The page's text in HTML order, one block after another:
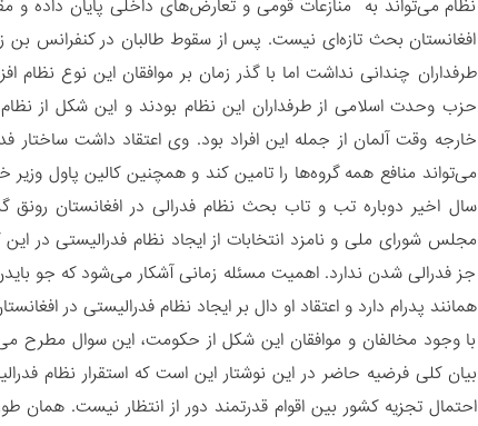
نظام می‌تواند به منازعات قومی و تعارض‌های داخلی پایان داده
افغانستان بحث تازه‌ای نیست. پس از سقوط طالبان در کنفرانس
طرفداران چندانی نداشت اما با گذر زمان بر موافقان این نوع نظام
حزب وحدت اسلامی از طرفداران این نظام بودند و این شکل از
خارجه وقت آلمان از جمله این افراد بود. وی اعتقاد داشت ساختار
می‌تواند منافع همه گروه‌ها را تامین کند و همچنین کالین پاول
سال اخیر دوباره تب و تاب بحث نظام فدرالی در افغانستان رونق
مجلس شورای ملی و نامزد انتخابات از ایجاد نظام فدرالیستی در
جز فدرالی شدن ندارد. اهمیت مسئله زمانی آشکار می‌شود که جو
همانند پدرام دارد و اعتقاد او دال بر ایجاد نظام فدرالیستی در
با وجود مخالفان و موافقان این شکل از حکومت، این سوال مطرح
بیان کلی فرضیه حاضر در این نوشتار این است که استقرار نظام
احتمال تجزیه کشور بین اقوام قدرتمند دور از انتظار نیست. همان